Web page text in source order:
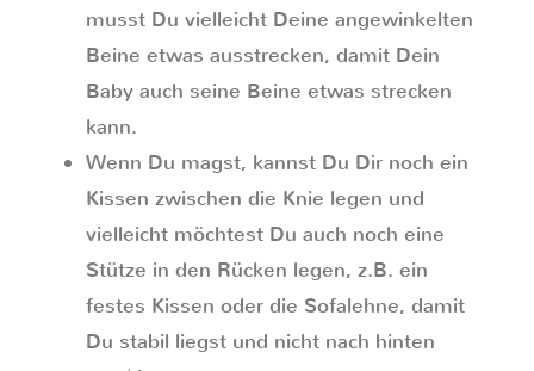
musst Du vielleicht Deine angewinkelten
Beine etwas ausstrecken, damit Dein
Baby auch seine Beine etwas strecken
kann.
Wenn Du magst, kannst Du Dir noch ein
Kissen zwischen die Knie legen und
vielleicht möchtest Du auch noch eine
Stütze in den Rücken legen, z.B. ein
festes Kissen oder die Sofalehne, damit
Du stabil liegst und nicht nach hinten